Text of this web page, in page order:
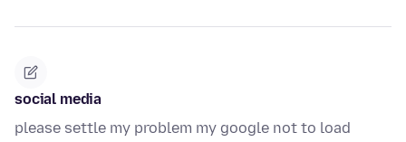
social media
please settle my problem my google not to load